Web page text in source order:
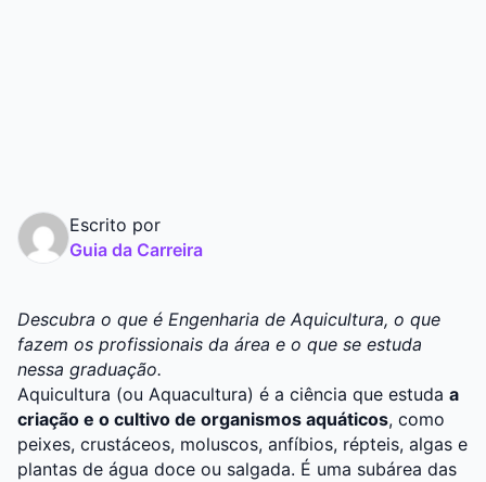
Escrito por
Guia da Carreira
Descubra o que é Engenharia de Aquicultura, o que
fazem os profissionais da área e o que se estuda
nessa graduação.
Aquicultura (ou Aquacultura) é a ciência que estuda a
criação e o cultivo de organismos aquáticos, como
peixes, crustáceos, moluscos, anfíbios, répteis, algas e
plantas de água doce ou salgada. É uma subárea das